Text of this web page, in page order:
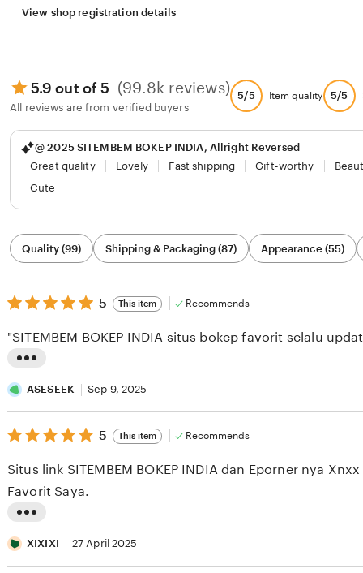
View shop registration details
5.9 out of 5 (99.8k reviews)
All reviews are from verified buyers
5/5 Item quality 5/5
@ 2025 SITEMBEM BOKEP INDIA, Allright Reversed
Great quality
Lovely Fast shipping Gift-worthy
Cute
Filter
by
category
Quality (99) Shipping & Packaging (87) Appearance (55)
5
out
5
stars
5 This item Recommends
i
s
t
n
g
e
v
"SITEMBEM BOKEP INDIA situs bokep favorit selalu
ASESEEK Sep 9, 2025
5
out
5
stars
5 This item Recommends
i
s
Situs link SITEMBEM BOKEP INDIA dan Eporner nya
Favorit Saya.
XIXIXI 27 April 2025